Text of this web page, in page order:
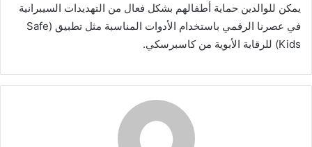
يمكن للوالدين حماية أطفالهم بشكل فعال من التهديدات السيبرانية
في عصرنا الرقمي باستخدام الأدوات المناسبة مثل تطبيق (Safe
Kids) للرقابة الأبوية من كاسبرسكي.